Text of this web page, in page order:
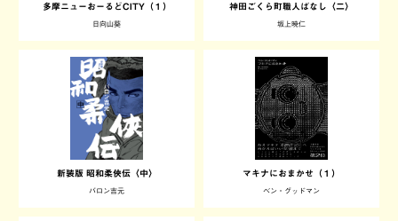
多摩ニューおーるどCITY（１）
日向山葵
神田ごくら町職人ばなし〈二〉
坂上暁仁
新装版 昭和柔俠伝〈中〉
バロン吉元
マキナにおまかせ（１）
ベン・グッドマン